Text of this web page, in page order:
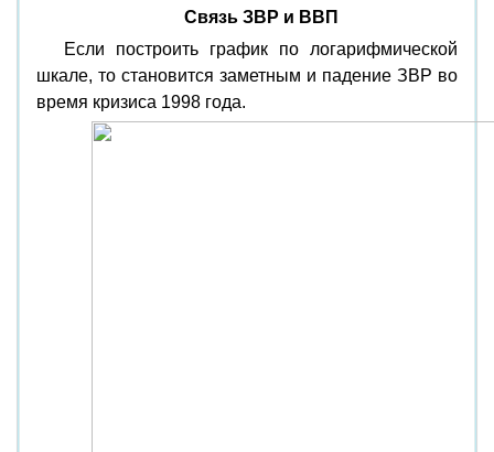
Связь ЗВР и ВВП
Если построить график по логарифмической
шкале, то становится заметным и падение ЗВР во
время кризиса 1998 года.